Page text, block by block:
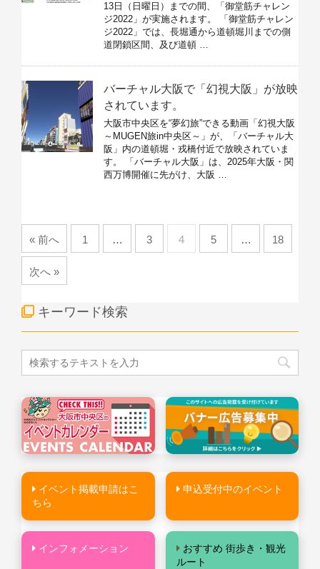
13日（日曜日）までの間、「御堂筋チャレン
ジ2022」が実施されます。 「御堂筋チャレン
ジ2022」では、長堀通から道頓堀川までの側
道閉鎖区間、及び道頓 …
バーチャル大阪で「幻視大阪」が放映
されています。
大阪市中央区を“夢幻旅”できる動画「幻視大阪
～MUGEN旅in中央区～」が、「バーチャル大
阪」内の道頓堀・戎橋付近で放映されていま
す。 「バーチャル大阪」は、2025年大阪・関
西万博開催に先がけ、大阪 …
« 前へ 1 … 3 4 5 … 18
次へ »
キーワード検索
イベント掲載申請はこ
ちら
申込受付中のイベント
インフォメーション
おすすめ 街歩き・観光
ルート